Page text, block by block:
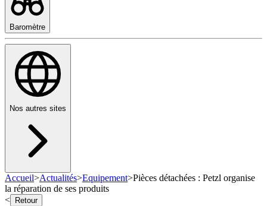
Baromètre
Nos autres sites
Accueil>Actualités>Equipement>Pièces détachées : Petzl organise
la réparation de ses produits
<
Retour